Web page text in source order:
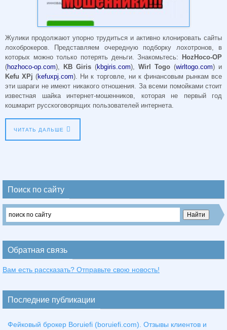
Жулики продолжают упорно трудиться и активно клонировать сайты
лохоброкеров. Представляем очередную подборку лохотронов, в
которых можно только потерять деньги. Знакомьтесь:
HozHoco-OP
(hozhoco-op.com), KB Giris (kbgiris.com), Wirl Togo (wirltogo.com) и
Kefu XPj (kefuxpj.com). Ни к торговле, ни к финансовым рынкам все
эти шараги не имеют никакого отношения. За всеми помойками стоит
известная шайка интернет-мошенников, которая не первый год
кошмарит русскоговорящих пользователей интернета.
ЧИТАТЬ ДАЛЬШЕ
Поиск по сайту
Обратная связь
Вам есть рассказать? Отправьте свою новость!
Последние публикации
Фейковый брокер Boruiefi (boruiefi.com). Отзывы клиентов и